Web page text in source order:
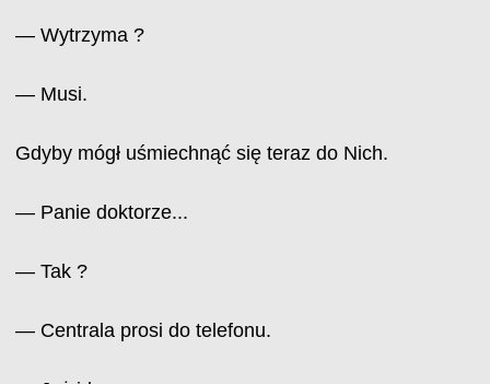
— Wytrzyma ?
— Musi.
Gdyby mógł uśmiechnąć się teraz do Nich.
— Panie doktorze...
— Tak ?
— Centrala prosi do telefonu.